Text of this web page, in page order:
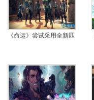
《命运》尝试采用全新匹